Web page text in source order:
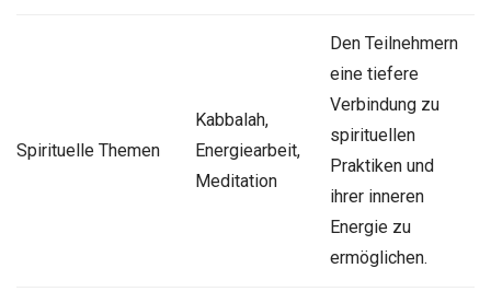
Spirituelle Themen
Kabbalah,
Energiearbeit,
Meditation
Den Teilnehmern
eine tiefere
Verbindung zu
spirituellen
Praktiken und
ihrer inneren
Energie zu
ermöglichen.